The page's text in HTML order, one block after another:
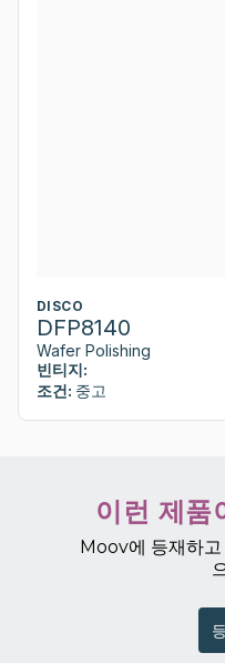
DISCO
DFP8140
Wafer Polishing
빈티지:
조건: 중고
이런 제품
Moov에 등재하